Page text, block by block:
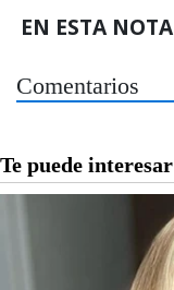
EN ESTA NOTA
Comentarios